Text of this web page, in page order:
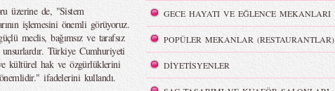
üzerine de, "Sistem
işlemesini önemli görüyoruz.
meclis, bağımsız ve tarafsız
Türkiye Cumhuriyeti
kültürel hak ve özgürlüklerini
ifadelerini kullandı.
GECE HAYATI VE EĞLENCE MEKANLARI
POPÜLER MEKANLAR (RESTAURANTLAR)
DİYETİSYENLER